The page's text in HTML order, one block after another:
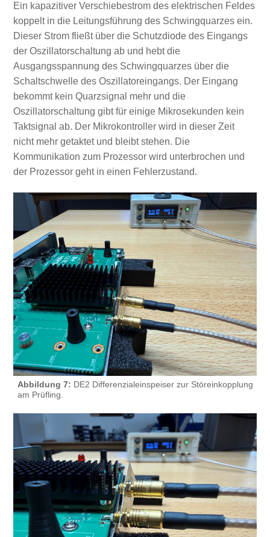
Ein kapazitiver Verschiebestrom des elektrischen Feldes
koppelt in die Leitungsführung des Schwingquarzes ein.
Dieser Strom fließt über die Schutzdiode des Eingangs
der Oszillatorschaltung ab und hebt die
Ausgangsspannung des Schwingquarzes über die
Schaltschwelle des Oszillatoreingangs. Der Eingang
bekommt kein Quarzsignal mehr und die
Oszillatorschaltung gibt für einige Mikrosekunden kein
Taktsignal ab. Der Mikrokontroller wird in dieser Zeit
nicht mehr getaktet und bleibt stehen. Die
Kommunikation zum Prozessor wird unterbrochen und
der Prozessor geht in einen Fehlerzustand.
Abbildung 7: DE2 Differenzialeinspeiser zur Störeinkopplung
am Prüfling.